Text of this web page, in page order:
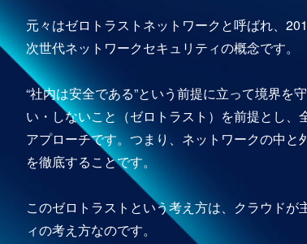
元々はゼロトラストネットワークと呼ばれ、
次世代ネットワークセキュリティの概念です。
“社内は安全である”という前提に立って境界を
い・しないこと（ゼロトラスト）を前提とし
アプローチです。つまり、ネットワークの中
を徹底することです。
このゼロトラストという考え方は、クラウド
ィの考え方なのです。